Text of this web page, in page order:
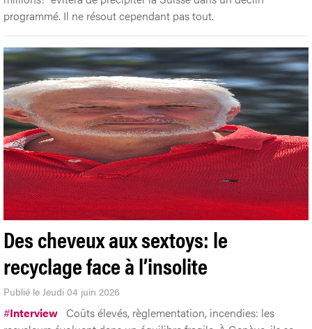
Publié le Dimanche 14 juin 2026
millions!" évitera de précipiter la Suisse dans un déclin
programmé. Il ne résout cependant pas tout.
Des cheveux aux sextoys: le
recyclage face à l’insolite